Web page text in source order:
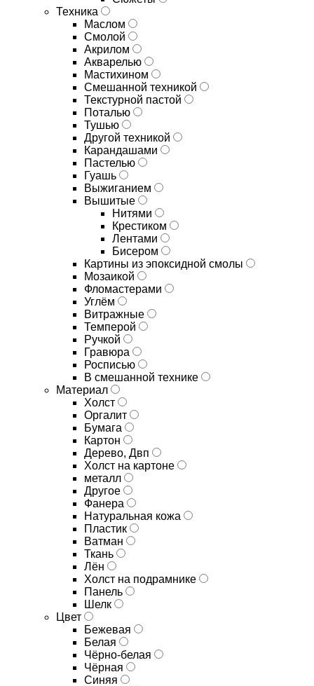
Техника
Маслом
Смолой
Акрилом
Акварелью
Мастихином
Смешанной техникой
Текстурной пастой
Поталью
Тушью
Другой техникой
Карандашами
Пастелью
Гуашь
Выжиганием
Вышитые
Нитями
Крестиком
Лентами
Бисером
Картины из эпоксидной смолы
Мозаикой
Фломастерами
Углём
Витражные
Темперой
Ручкой
Гравюра
Росписью
В смешанной технике
Материал
Холст
Оргалит
Бумага
Картон
Дерево, Двп
Холст на картоне
металл
Другое
Фанера
Натуральная кожа
Пластик
Ватман
Ткань
Лён
Холст на подрамнике
Панель
Шелк
Цвет
Бежевая
Белая
Чёрно-белая
Чёрная
Синяя